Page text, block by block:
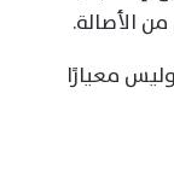
الأصالة.
معيارًا